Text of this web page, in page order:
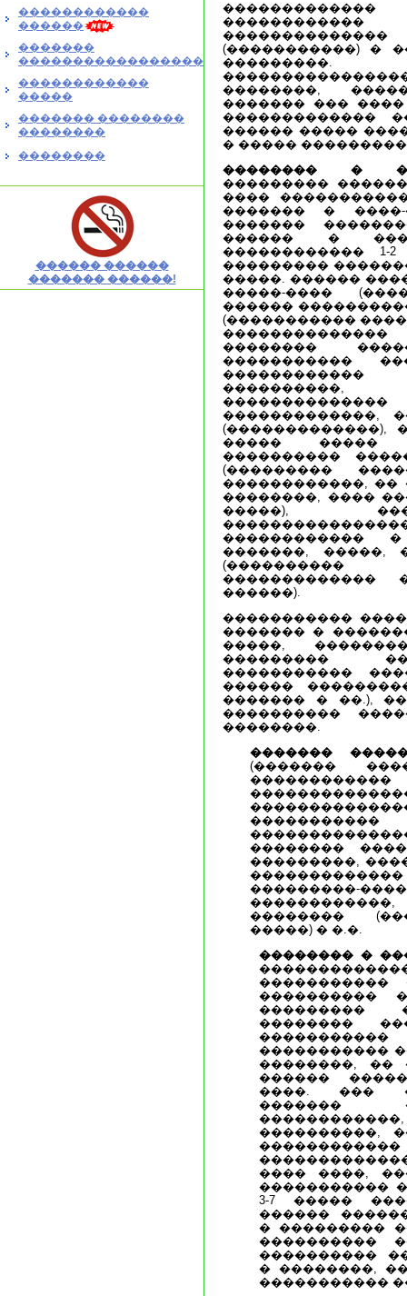
������������
������
�������
�����������������
������������
�����
������� ��������
��������
��������
������ ������
������� ������!
(�����������) �
���������.
��������,
������� ���
�������������
������ �����
� �����
�������� �
���������
����
������� �
�������
������ �
������������ 1-
���������
�����. ������
�����-����
������
(�����������
��������
�����������
�������������,
(�������������),
����� �����
����������
(���������
������������, ��
��������, ����
�����),
������������
�������, �����,
(����������
�������������
������).
�����������
������� �
�����,
���������
�����������
������
������� � ��.),
����������
��������.
�������
(�������
��������
���������,
���������-
��������
�����) � �.�.
�������� �
�����������
����������
���������
��������
�����������
��������, ��
������
����. ���
�������
����������,
���� ����,
�����������
3-7 �����
������
� ���������
����������
����������
� ��������,
�����������